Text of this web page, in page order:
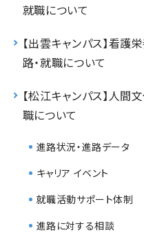
就職について
【出雲キャンパス】看
路・就職について
【松江キャンパス】人間
職について
進路状況・進路データ
キャリア イベント
就職活動サポート体制
進路に対する相談